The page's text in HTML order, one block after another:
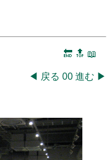
🔚 🔝 📖
◀ 戻る 00進む ▶